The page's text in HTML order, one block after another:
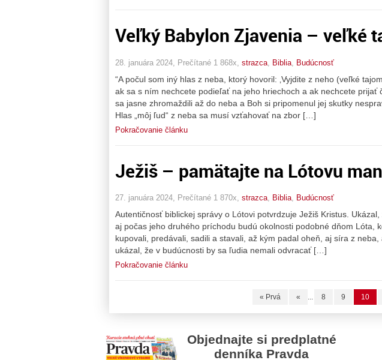
Veľký Babylon Zjavenia – veľké
28. januára 2024, Prečítané 1 868x, strazca Biblia Budúcnosť
“A počul som iný hlas z neba, ktorý hovoril: ‚Vyjdite z neho (veľké
ak sa s ním nechcete podieľať na jeho hriechoch a ak nechcete prijať
sa jasne zhromaždili až do neba a Boh si pripomenul jej skutky
Hlas „môj ľud“ z neba sa musí vzťahovať na zbor […]
Pokračovanie článku
Ježiš – pamätajte na Lótovu
27. januára 2024, Prečítané 1 870x, strazca, Biblia, Budúcnosť
Autentičnosť biblickej správy o Lótovi potvrdzuje Ježiš Kristus. Ukázal,
aj počas jeho druhého príchodu budú okolnosti podobné dňom Lóta,
kupovali, predávali, sadili a stavali, až kým padal oheň, aj síra z
ukázal, že v budúcnosti by sa ľudia nemali odvracať […]
Pokračovanie článku
« Prvá « ... 8 9 10
Objednajte si predplatné
denníka Pravda